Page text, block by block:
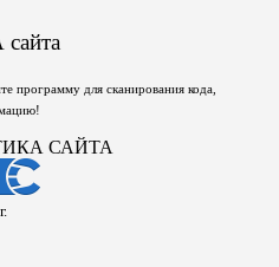
программу для сканирования кода,
САЙТА